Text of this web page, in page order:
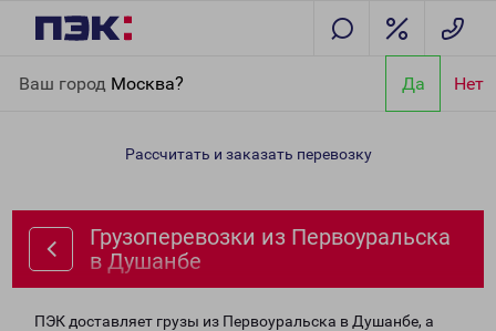
Ваш город Москва? Да Нет
Душанбе
Рассчитать и заказать перевозку
Грузоперевозки из Первоуральска
в Душанбе
ПЭК доставляет грузы из Первоуральска в Душанбе, а